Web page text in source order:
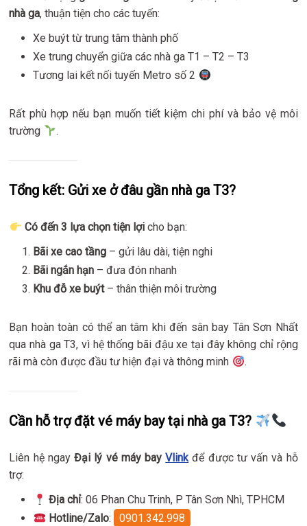
nhà ga, thuận tiện cho các tuyến:
Xe buýt từ trung tâm thành phố
Xe trung chuyển giữa các nhà ga T1 – T2 – T3
Tương lai kết nối tuyến Metro số 2
Rất phù hợp nếu bạn muốn tiết kiệm chi phí và bảo vệ môi
trường
.
Tổng kết: Gửi xe ở đâu gần nhà ga T3?
Có đến 3 lựa chọn tiện lợicho bạn:
Bãi xe cao tầng – gửi lâu dài, tiện nghi
Bãi ngắn hạn – đưa đón nhanh
Khu đỗ xe buýt– thân thiện môi trường
Bạn hoàn toàn có thể an tâm khi đến sân bay Tân Sơn Nhất
qua nhà ga T3, vì hệ thống bãi đậu xe tại đây không chỉ rộng
rãi mà còn được đầu tư hiện đại và thông minh
.
Cần hỗ trợ đặt vé máy bay tại nhà ga T3?
Liên hệ ngayĐại lý vé máy bayVlinkđể được tư vấn và hỗ
trợ:
Địa chỉ: 06 Phan Chu Trinh, P Tân Sơn Nhì, TPHCM
Hotline/Zalo:
0901.342.998